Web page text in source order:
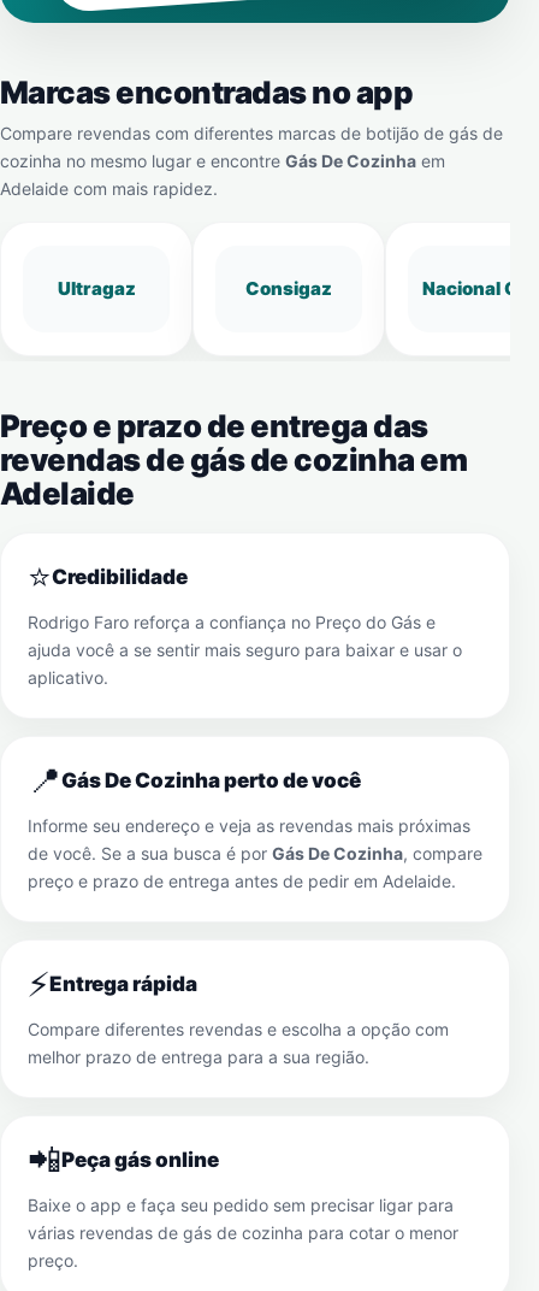
Marcas encontradas no app
Compare revendas com diferentes marcas de botijão de gás de
cozinha no mesmo lugar e encontre Gás De Cozinha em
Adelaide com mais rapidez.
Ultragaz Consigaz Nacional Gás
Preço e prazo de entrega das
revendas de gás de cozinha em
Adelaide
⭐Credibilidade
Rodrigo Faro reforça a confiança no Preço do Gás e
ajuda você a se sentir mais seguro para baixar e usar o
aplicativo.
📍Gás De Cozinha perto de você
Informe seu endereço e veja as revendas mais próximas
de você. Se a sua busca é por Gás De Cozinha, compare
preço e prazo de entrega antes de pedir em Adelaide.
⚡Entrega rápida
Compare diferentes revendas e escolha a opção com
melhor prazo de entrega para a sua região.
📲Peça gás online
Baixe o app e faça seu pedido sem precisar ligar para
várias revendas de gás de cozinha para cotar o menor
preço.